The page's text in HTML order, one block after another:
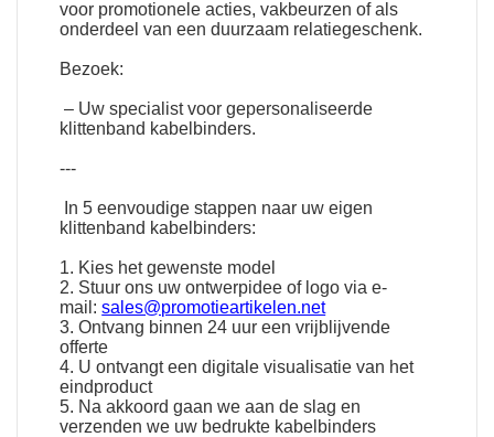
voor promotionele acties, vakbeurzen of als
onderdeel van een duurzaam relatiegeschenk.
Bezoek:
– Uw specialist voor gepersonaliseerde
klittenband kabelbinders.
---
In 5 eenvoudige stappen naar uw eigen
klittenband kabelbinders:
1. Kies het gewenste model
2. Stuur ons uw ontwerpidee of logo via e-
mail:sales@promotieartikelen.net
3. Ontvang binnen 24 uur een vrijblijvende
offerte
4. U ontvangt een digitale visualisatie van het
eindproduct
5. Na akkoord gaan we aan de slag en
verzenden we uw bedrukte kabelbinders